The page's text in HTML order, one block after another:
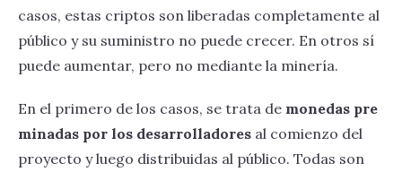
casos, estas criptos son liberadas completamente al
público y su suministro no puede crecer. En otros sí
puede aumentar, pero no mediante la minería.
En el primero de los casos, se trata de monedas pre
minadas por los desarrolladores al comienzo del
proyecto y luego distribuidas al público. Todas son